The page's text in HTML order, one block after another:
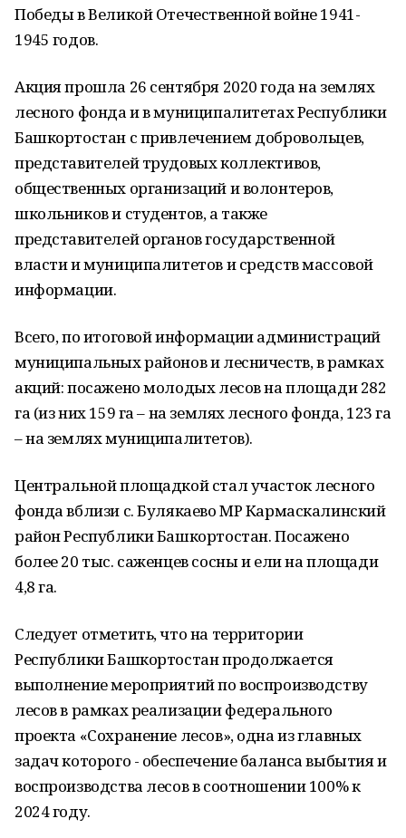
Победы в Великой Отечественной войне 1941-
1945 годов.
Акция прошла 26 сентября 2020 года на землях
лесного фонда и в муниципалитетах Республики
Башкортостан с привлечением добровольцев,
представителей трудовых коллективов,
общественных организаций и волонтеров,
школьников и студентов, а также
представителей органов государственной
власти и муниципалитетов и средств массовой
информации.
Всего, по итоговой информации администраций
муниципальных районов и лесничеств, в рамках
акций: посажено молодых лесов на площади 282
га (из них 159 га – на землях лесного фонда, 123 га
– на землях муниципалитетов).
Центральной площадкой стал участок лесного
фонда вблизи с. Булякаево МР Кармаскалинский
район Республики Башкортостан. Посажено
более 20 тыс. саженцев сосны и ели на площади
4,8 га.
Следует отметить, что на территории
Республики Башкортостан продолжается
выполнение мероприятий по воспроизводству
лесов в рамках реализации федерального
проекта «Сохранение лесов», одна из главных
задач которого - обеспечение баланса выбытия и
воспроизводства лесов в соотношении 100% к
2024 году.